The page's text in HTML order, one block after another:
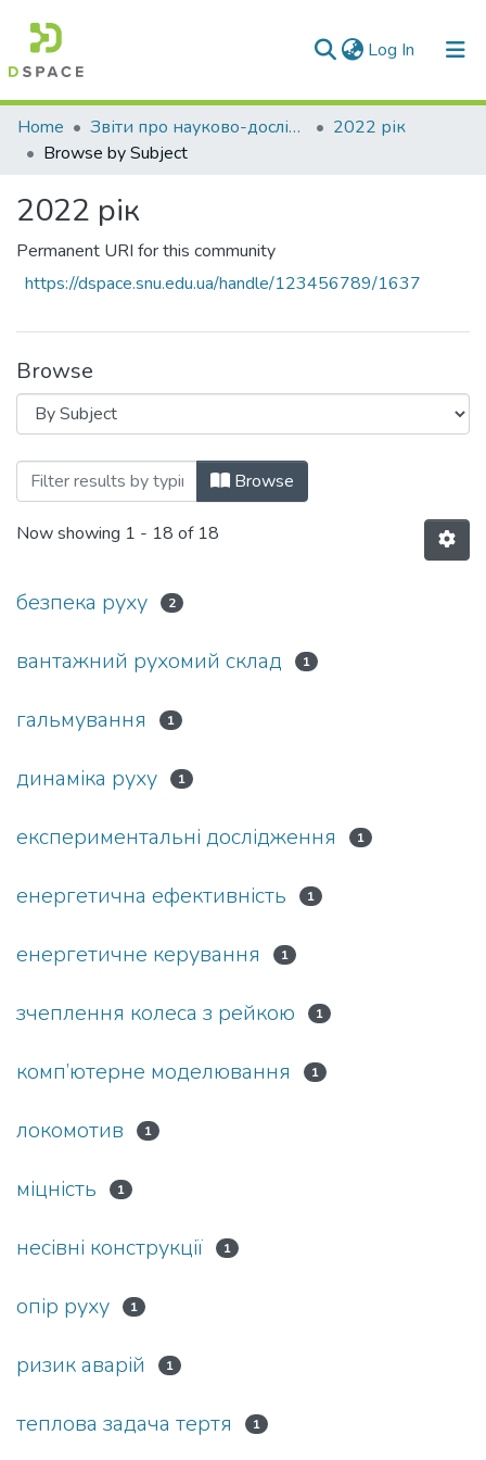
Log In (current)
Communities & Collections
All of DSpace
Home Звіти про науково-дослідну роботу за держбюджетним фінансуванням
2022 рік
Browse by Subject
2022 рік
Permanent URI for this community
https://dspace.snu.edu.ua/handle/123456789/1637
Browse
Browsing 2022 рік by Subject
Browse
Now showing 1 - 18 of 18
безпека руху 2
вантажний рухомий склад 1
гальмування 1
динаміка руху 1
експериментальні дослідження 1
енергетична ефективність 1
енергетичне керування 1
зчеплення колеса з рейкою 1
комп’ютерне моделювання 1
локомотив 1
міцність 1
несівні конструкції 1
опір руху 1
ризик аварій 1
теплова задача тертя 1